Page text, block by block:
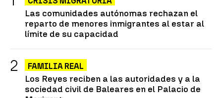
Las comunidades autónomas rechazan el
reparto de menores inmigrantes al estar al
límite de su capacidad
FAMILIA REAL
Los Reyes reciben a las autoridades y a la
sociedad civil de Baleares en el Palacio de